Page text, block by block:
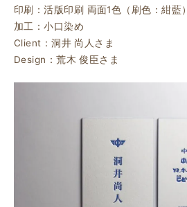
印刷：活版印刷 両面1色（刷色：紺藍）
加工：小口染め
Client：洞井 尚人さま
Design：荒木 俊臣さま